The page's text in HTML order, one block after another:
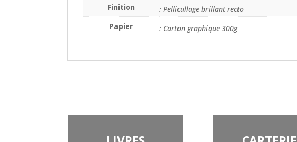
Finition
: Pellicullage brillant recto
Papier
: Carton graphique 300g